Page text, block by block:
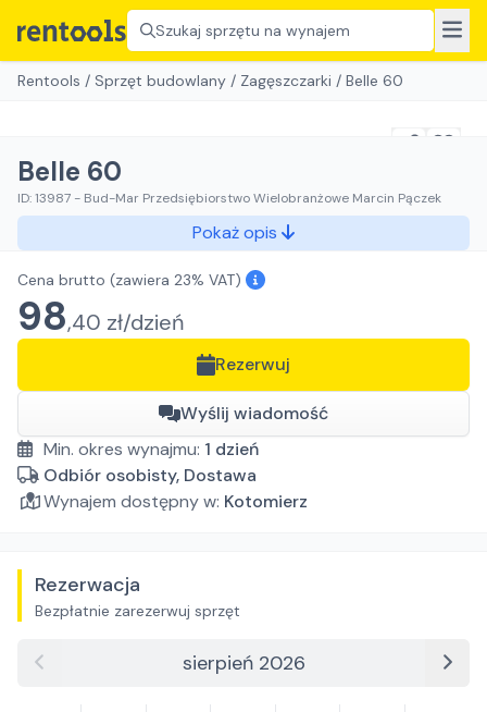
Szukaj sprzętu na wynajem
Rentools / Sprzęt budowlany / Zagęszczarki / Belle 60
Belle 60
ID:13987 - Bud-Mar Przedsiębiorstwo Wielobranżowe Marcin Pączek
Pokaż opis
Cena brutto (zawiera 23% VAT)
98,40 zł/dzień
Rezerwuj
Wyślij wiadomość
Min. okres wynajmu: 1 dzień
Odbiór osobisty, Dostawa
Wynajem dostępny w: Kotomierz
Rezerwacja
Bezpłatnie zarezerwuj sprzęt
sierpień 2026